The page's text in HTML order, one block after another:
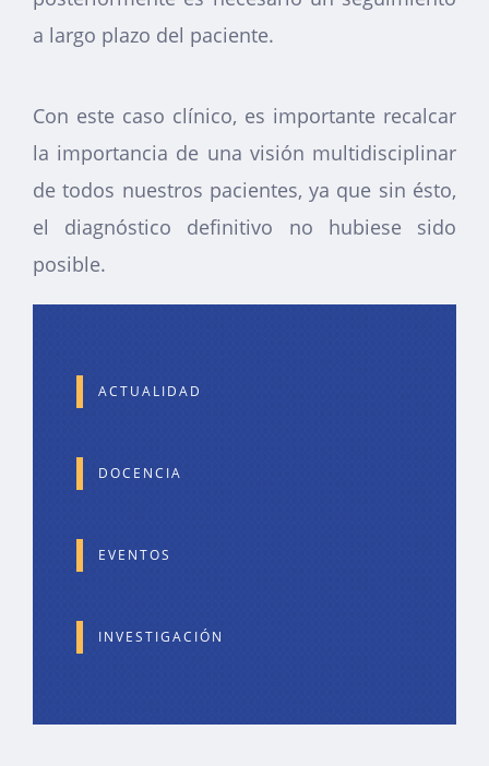
a largo plazo del paciente.
Con este caso clínico, es importante recalcar
la importancia de una visión multidisciplinar
de todos nuestros pacientes, ya que sin ésto,
el diagnóstico definitivo no hubiese sido
posible.
ACTUALIDAD
DOCENCIA
EVENTOS
INVESTIGACIÓN